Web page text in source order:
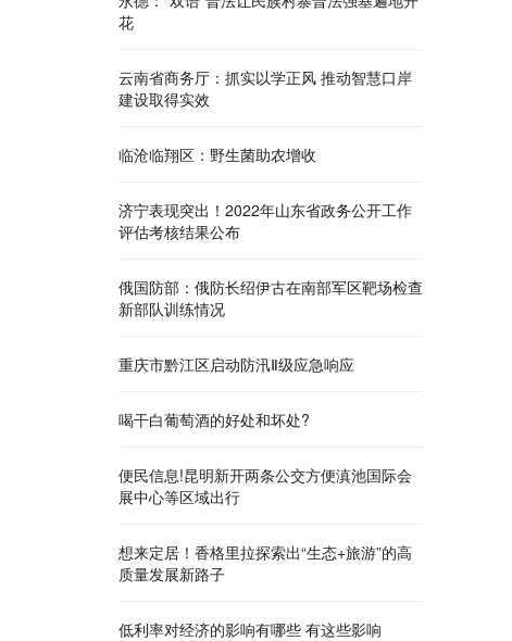
花
云南省商务厅：抓实以学正风 推动智慧口岸
建设取得实效
临沧临翔区：野生菌助农增收
济宁表现突出！2022年山东省政务公开工作
评估考核结果公布
俄国防部：俄防长绍伊古在南部军区靶场检查
新部队训练情况
重庆市黔江区启动防汛Ⅱ级应急响应
喝干白葡萄酒的好处和坏处?
便民信息!昆明新开两条公交方便滇池国际会
展中心等区域出行
想来定居！香格里拉探索出“生态+旅游”的高
质量发展新路子
低利率对经济的影响有哪些 有这些影响